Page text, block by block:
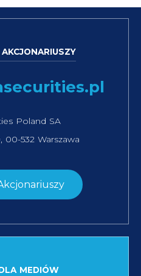
Poland SA
00-532 Warszawa
MEDIÓW